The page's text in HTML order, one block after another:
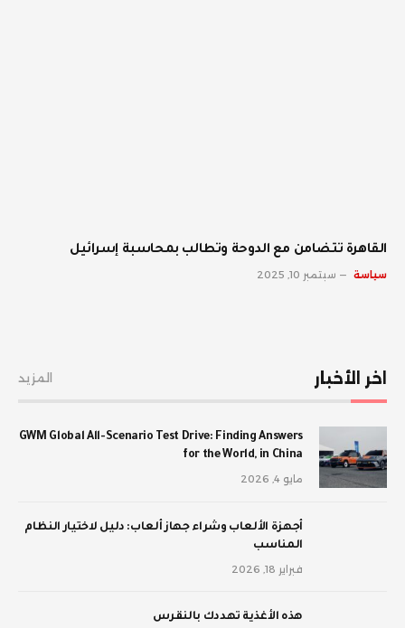
القاهرة تتضامن مع الدوحة وتطالب بمحاسبة إسرائيل
سياسة سبتمبر 10, 2025
اخر الأخبار المزيد
GWM Global All-Scenario Test Drive: Finding Answers
for the World, in China
مايو 4, 2026
أجهزة الألعاب وشراء جهاز ألعاب: دليل لاختيار النظام
المناسب
فبراير 18, 2026
‫هذه الأغذية تهددك بالنقرس